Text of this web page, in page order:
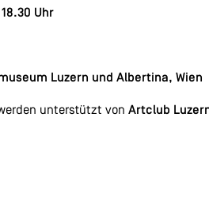
Uhr
Luzern und Albertina, Wien
unterstützt von Artclub